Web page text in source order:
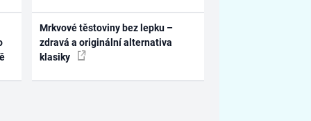
Mrkvové těstoviny bez lepku –
zdravá a originální alternativa
klasiky